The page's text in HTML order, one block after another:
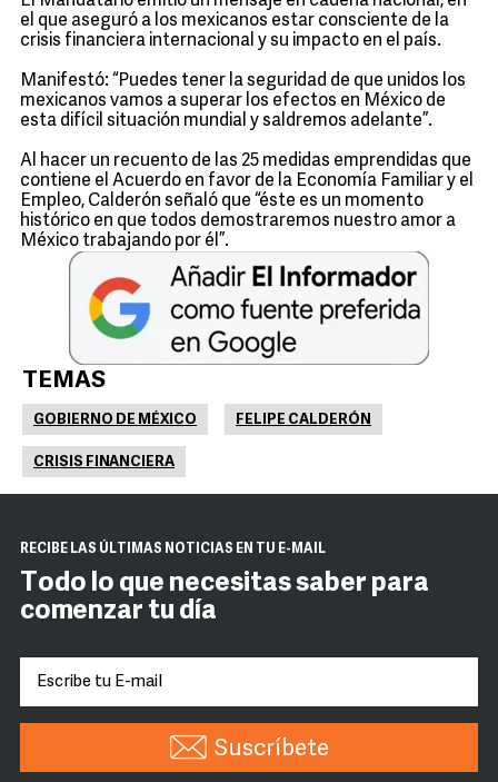
el que aseguró a los mexicanos estar consciente de la
crisis financiera internacional y su impacto en el país.
Manifestó: “Puedes tener la seguridad de que unidos los
mexicanos vamos a superar los efectos en México de
esta difícil situación mundial y saldremos adelante”.
Al hacer un recuento de las 25 medidas emprendidas que
contiene el Acuerdo en favor de la Economía Familiar y el
Empleo, Calderón señaló que “éste es un momento
histórico en que todos demostraremos nuestro amor a
México trabajando por él”.
TEMAS
GOBIERNO DE MÉXICO FELIPE CALDERÓN
CRISIS FINANCIERA
RECIBE LAS ÚLTIMAS NOTICIAS EN TU E-MAIL
Todo lo que necesitas saber para
comenzar tu día
Suscríbete